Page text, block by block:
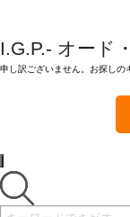
I.G.P.- オード
申し訳ございません。お探しの